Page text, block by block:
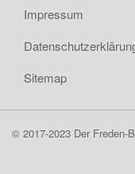
Impressum
Sitemap
© 2017-2023 Der Freden-